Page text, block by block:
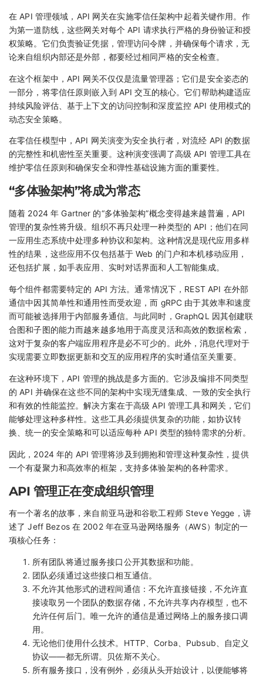
在 API 管理领域，API 网关在实施零信任架构中起着关键作用。作
为第一道防线，这些网关对每个 API 请求执行严格的身份验证和授
权策略。它们负责验证凭据，管理访问令牌，并确保每个请求，无
论来自组织内部还是外部，都要经过相同严格的安全检查。
在这个框架中，API 网关不仅仅是流量管理器；它们是安全姿态的
一部分，将零信任原则嵌入到 API 交互的核心。它们帮助构建适应
持续风险评估、基于上下文的访问控制和深度监控 API 使用模式的
动态安全策略。
在零信任模型中，API 网关演变为安全执行者，对流经 API 的数据
的完整性和机密性至关重要。这种演变强调了高级 API 管理工具在
维护零信任原则和确保安全和弹性基础设施方面的重要性。
“多体验架构”将成为常态
随着 2024 年 Gartner 的“多体验架构”概念变得越来越普遍，API
管理的复杂性将升级。组织不再只处理一种类型的 API；他们在同
一应用生态系统中处理多种协议和架构。这种情况是现代应用多样
性的结果，这些应用不仅包括基于 Web 的门户和本机移动应用，
还包括扩展，如手表应用、实时对话界面和人工智能集成。
每个组件都需要特定的 API 方法。通常情况下，REST API 在外部
通信中因其简单性和通用性而受欢迎，而 gRPC 由于其效率和速度
而可能被选择用于内部服务通信。与此同时，GraphQL 因其创建联
合图和子图的能力而越来越多地用于高度灵活和高效的数据检索，
这对于复杂的客户端应用程序是必不可少的。此外，消息代理对于
实现需要立即数据更新和交互的应用程序的实时通信至关重要。
在这种环境下，API 管理的挑战是多方面的。它涉及编排不同类型
的 API 并确保在这些不同的架构中实现无缝集成、一致的安全执行
和有效的性能监控。解决方案在于高级 API 管理工具和网关，它们
能够处理这种多样性。这些工具必须提供复杂的功能，如协议转
换、统一的安全策略和可以适应每种 API 类型的独特需求的分析。
因此，2024 年的 API 管理将涉及到拥抱和管理这种复杂性，提供
一个有凝聚力和高效率的框架，支持多体验架构的各种需求。
API 管理正在变成组织管理
有一个著名的故事，来自前亚马逊和谷歌工程师 Steve Yegge，讲
述了 Jeff Bezos 在 2002 年在亚马逊网络服务（AWS）制定的一
项核心任务：
所有团队将通过服务接口公开其数据和功能。
团队必须通过这些接口相互通信。
不允许其他形式的进程间通信：不允许直接链接，不允许直
接读取另一个团队的数据存储，不允许共享内存模型，也不
允许任何后门。唯一允许的通信是通过网络上的服务接口调
用。
无论他们使用什么技术。HTTP、Corba、Pubsub、自定义
协议——都无所谓。贝佐斯不关心。
所有服务接口，没有例外，必须从头开始设计，以便能够将